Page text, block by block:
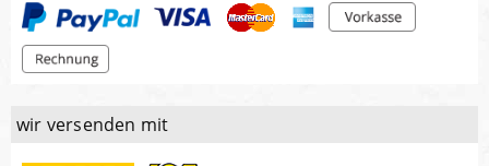
wir versenden mit